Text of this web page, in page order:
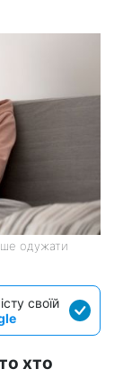
одужати
своїй
хто